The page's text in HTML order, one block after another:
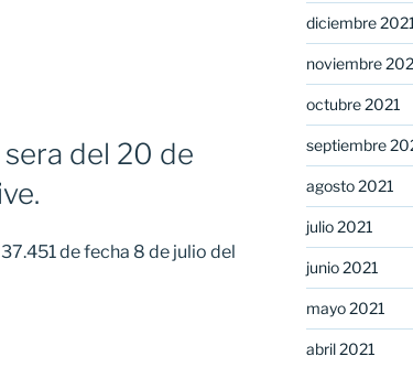
sera del 20 de
de fecha 8 de julio del
diciembre 2021
noviembre
octubre 2021
septiembre
agosto 2021
julio 2021
junio 2021
mayo 2021
abril 2021